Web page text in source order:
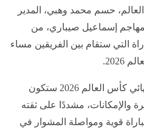
حسم محمد وهبي، المدير
إسماعيل صيباري، من
التي ستقام بين الفريقين مساء
وقال إن مواجهة فرنسا في ربع نهائي كأس العالم 2026 ستكون
والإمكانات، مشددًا على ثقته
قوية ومواصلة المشوار في